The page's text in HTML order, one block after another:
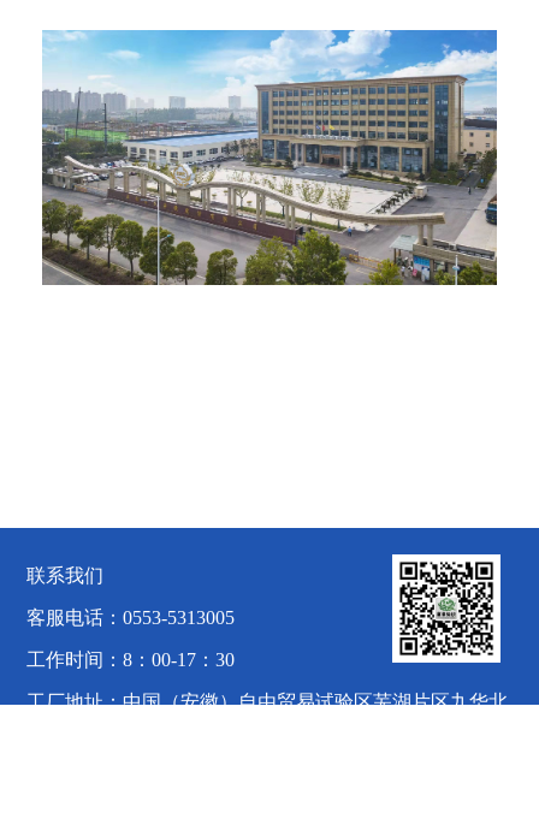
联系我们
客服电话：0553-5313005
工作时间：8：00-17：30
工厂地址：中国（安徽）自由贸易试验区芜湖片区九华北